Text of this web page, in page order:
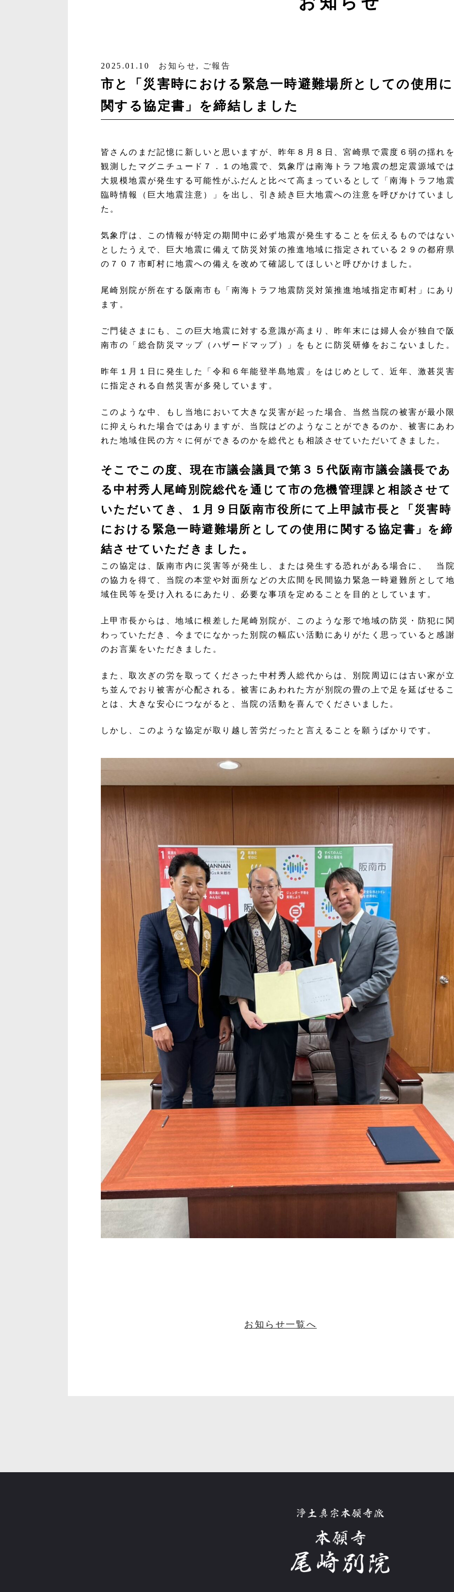
2025.01.10 お知らせ, ご報告
市と「災害時における緊急一時避難場所としての使用に
関する協定書」を締結しました
皆さんのまだ記憶に新しいと思いますが、昨年８月８日、宮崎県で震度６弱の揺れ
観測したマグニチュード７．１の地震で、気象庁は南海トラフ地震の想定震源域で
大規模地震が発生する可能性がふだんと比べて高まっているとして「南海トラフ地
臨時情報（巨大地震注意）
」を出し、引き続き巨大地震への注意を呼びかけていま
た。
気象庁は、この情報が特定の期間中に必ず地震が発生することを伝えるものではな
としたうえで、巨大地震に備えて防災対策の推進地域に指定されている２９の都府
の７０７市町村に地震への備えを改めて確認してほしいと呼びかけました。
尾崎別院が所在する阪南市も「南海トラフ地震防災対策推進地域指定市町村」にあ
ます。
ご門徒さまにも、この巨大地震に対する意識が高まり、昨年末には婦人会が独自で
南市の「総合防災マップ（ハザードマップ）」をもとに防災研修をおこないました
昨年１月１日に発生した「令和６年能登半島地震」をはじめとして、近年、激甚災
に指定される自然災害が多発しています。
このような中、もし当地において大きな災害が起った場合、当然当院の被害が最小
に抑えられた場合ではありますが、当院はどのようなことができるのか、被害にあ
れた地域住民の方々に何ができるのかを総代とも相談させていただいてきました。
そこでこの度、現在市議会議員で第３５代阪南市議会議長であ
る中村秀人尾崎別院総代を通じて市の危機管理課と相談させて
いただいてき、１月９日阪南市役所にて上甲誠市長と「災害時
における緊急一時避難場所としての使用に関する協定書」を締
結させていただきました。
この協定は、阪南市内に災害等が発生し、または発生する恐れがある場合に、 当
の協力を得て、当院の本堂や対面所などの大広間を民間協力緊急一時避難所として
域住民等を受け入れるにあたり、必要な事項を定めることを目的としています。
上甲市長からは、地域に根差した尾崎別院が、このような形で地域の防災・防犯に
わっていただき、今までになかった別院の幅広い活動にありがたく思っていると感
のお言葉をいただきました。
また、取次ぎの労を取ってくださった中村秀人総代からは、別院周辺には古い家が
ち並んでおり被害が心配される。被害にあわれた方が別院の畳の上で足を延ばせる
とは、大きな安心につながると、当院の活動を喜んでくださいました。
しかし、このような協定が取り越し苦労だったと言えることを願うばかりです。
お知らせ一覧へ